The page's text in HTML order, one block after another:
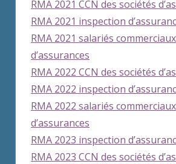
RMA 2021 CCN des sociétés
RMA 2021 inspection
RMA 2021 salariés
d’assurances
RMA 2022 CCN des sociétés
RMA 2022 inspection
RMA 2022 salariés
d’assurances
RMA 2023 inspection
RMA 2023 CCN des sociétés